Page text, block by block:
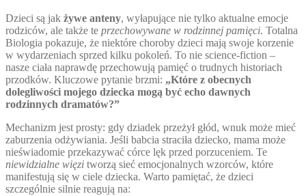
Dzieci są jak żywe anteny, wyłapujące nie tylko aktualne emocje
rodziców, ale także te przechowywane w rodzinnej pamięci. Totalna
Biologia pokazuje, że niektóre choroby dzieci mają swoje korzenie
w wydarzeniach sprzed kilku pokoleń. To nie science-fiction –
nasze ciała naprawdę przechowują pamięć o trudnych historiach
przodków. Kluczowe pytanie brzmi: „Które z obecnych
dolegliwości mojego dziecka mogą być echo dawnych
rodzinnych dramatów?”
Mechanizm jest prosty: gdy dziadek przeżył głód, wnuk może mieć
zaburzenia odżywiania. Jeśli babcia straciła dziecko, mama może
nieświadomie przekazywać córce lęk przed porzuceniem. Te
niewidzialne więzi tworzą sieć emocjonalnych wzorców, które
manifestują się w ciele dziecka. Warto pamiętać, że dzieci
szczególnie silnie reagują na: